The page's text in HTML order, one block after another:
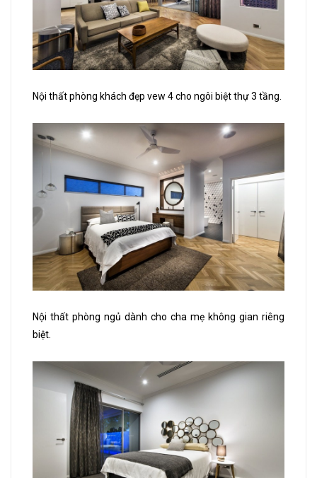
Nội thất phòng khách đẹp vew 4 cho ngôi biệt thự 3 tầng.
Nội thất phòng ngủ dành cho cha mẹ không gian riêng
biệt.